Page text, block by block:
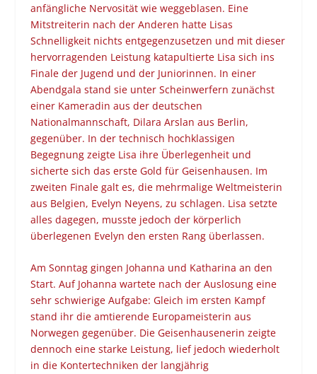
anfängliche Nervosität wie weggeblasen. Eine
Mitstreiterin nach der Anderen hatte Lisas
Schnelligkeit nichts entgegenzusetzen und mit dieser
hervorragenden Leistung katapultierte Lisa sich ins
Finale der Jugend und der Juniorinnen. In einer
Abendgala stand sie unter Scheinwerfern zunächst
einer Kameradin aus der deutschen
Nationalmannschaft, Dilara Arslan aus Berlin,
gegenüber. In der technisch hochklassigen
Begegnung zeigte Lisa ihre Überlegenheit und
sicherte sich das erste Gold für Geisenhausen. Im
zweiten Finale galt es, die mehrmalige Weltmeisterin
aus Belgien, Evelyn Neyens, zu schlagen. Lisa setzte
alles dagegen, musste jedoch der körperlich
überlegenen Evelyn den ersten Rang überlassen.
Am Sonntag gingen Johanna und Katharina an den
Start. Auf Johanna wartete nach der Auslosung eine
sehr schwierige Aufgabe: Gleich im ersten Kampf
stand ihr die amtierende Europameisterin aus
Norwegen gegenüber. Die Geisenhausenerin zeigte
dennoch eine starke Leistung, lief jedoch wiederholt
in die Kontertechniken der langjährig